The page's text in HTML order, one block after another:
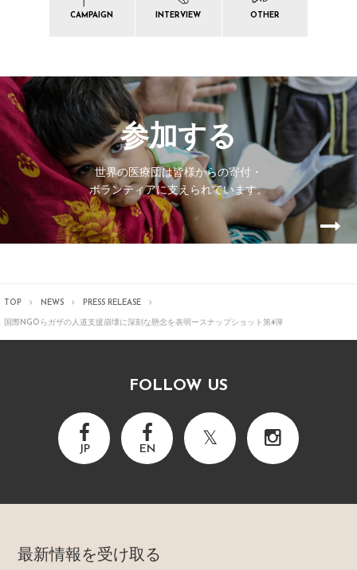
CAMPAIGN INTERVIEW OTHER
参加する
世界の医療団は皆様からの寄付・
ボランティアに支えられています。
TOP NEWS PRESS RELEASE
国際NGOらガザの人道支援崩壊に深刻な懸念を表明ースナップショット第4弾
FOLLOW US
JP EN
最新情報を受け取る